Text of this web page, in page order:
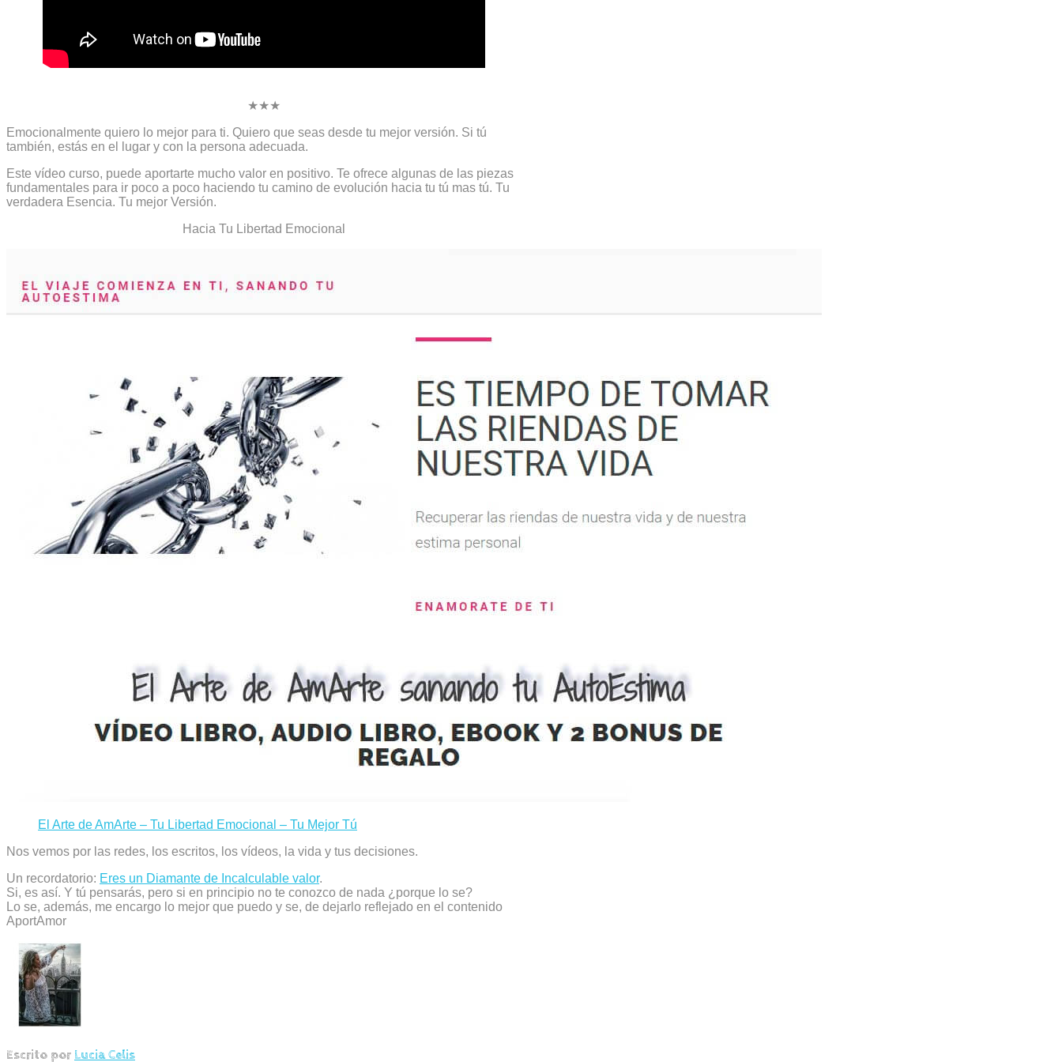
★★★
Emocionalmente quiero lo mejor para ti. Quiero que seas desde tu mejor versión. Si tú
también, estás en el lugar y con la persona adecuada.
Este vídeo curso, puede aportarte mucho valor en positivo. Te ofrece algunas de las piezas
fundamentales para ir poco a poco haciendo tu camino de evolución hacia tu tú mas tú. Tu
verdadera Esencia. Tu mejor Versión.
Hacia Tu Libertad Emocional
El Arte de AmArte – Tu Libertad Emocional – Tu Mejor Tú
Nos vemos por las redes, los escritos, los vídeos, la vida y tus decisiones.
Un recordatorio: Eres un Diamante de Incalculable valor.
Si, es así. Y tú pensarás, pero si en principio no te conozco de nada ¿porque lo se?
Lo se, además, me encargo lo mejor que puedo y se, de dejarlo reflejado en el contenido
AportAmor
Escrito por Lucia Celis